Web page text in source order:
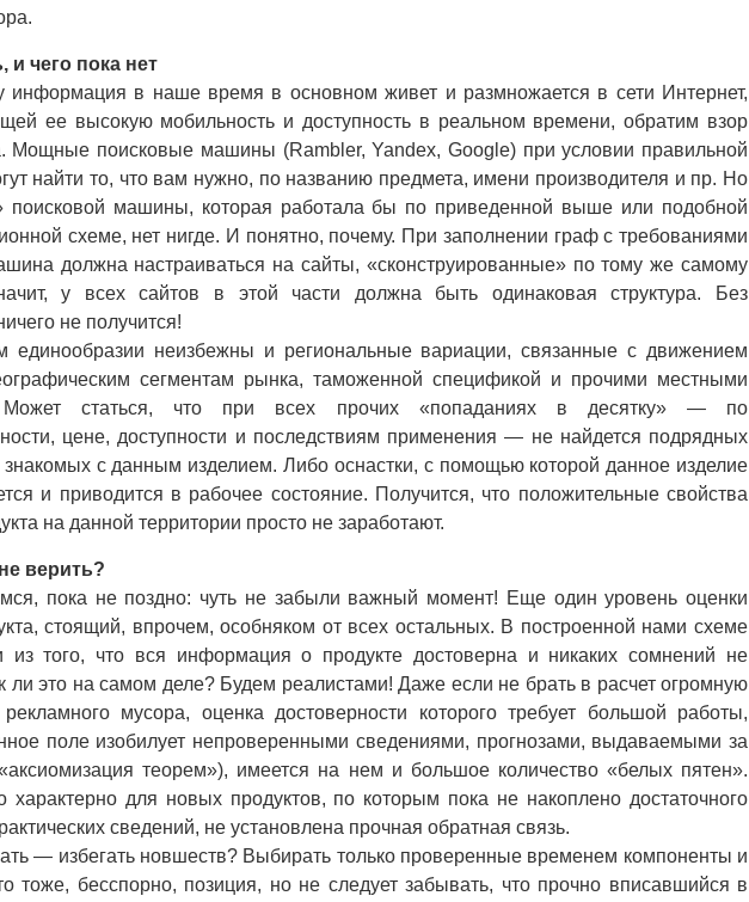
и чего пока нет
в наше время в основном живет и размножается в сети Интернет,
ее высокую мобильность и доступность в реальном времени, обратим взор
Мощные поисковые машины (Rambler, Yandex, Google) при условии правильной
найти то, что вам нужно, по названию предмета, имени производителя и пр. Но
поисковой машины, которая работала бы по приведенной выше или подобной
схеме, нет нигде. И понятно, почему. При заполнении граф с требованиями
должна настраиваться на сайты, «сконструированные» по тому же самому
у всех сайтов в этой части должна быть одинаковая структура. Без
не получится!
неизбежны и региональные вариации, связанные с движением
сегментам рынка, таможенной спецификой и прочими местными
Может статься, что при всех прочих «попаданиях в десятку» — по
цене, доступности и последствиям применения — не найдется подрядных
знакомых с данным изделием. Либо оснастки, с помощью которой данное изделие
и приводится в рабочее состояние. Получится, что положительные свойства
на данной территории просто не заработают.
верить?
пока не поздно: чуть не забыли важный момент! Еще один уровень оценки
стоящий, впрочем, особняком от всех остальных. В построенной нами схеме
из того, что вся информация о продукте достоверна и никаких сомнений не
ли это на самом деле? Будем реалистами! Даже если не брать в расчет огромную
мусора, оценка достоверности которого требует большой работы,
поле изобилует непроверенными сведениями, прогнозами, выдаваемыми за
теорем»), имеется на нем и большое количество «белых пятен».
характерно для новых продуктов, по которым пока не накоплено достаточного
сведений, не установлена прочная обратная связь.
— избегать новшеств? Выбирать только проверенные временем компоненты и
тоже, бесспорно, позиция, но не следует забывать, что прочно вписавшийся в